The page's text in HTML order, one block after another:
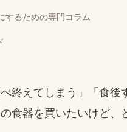
するための専門コラム
終えてしまう」「食後
食器を買いたいけど、